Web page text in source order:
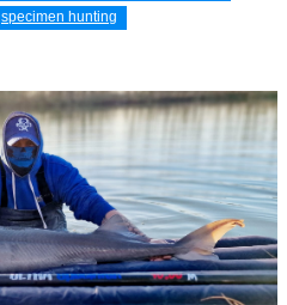
specimen hunting